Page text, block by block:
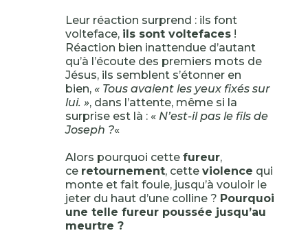
Leur réaction surprend : ils font
volteface, ils sont voltefaces!
Réaction bien inattendue d’autant
qu’à l’écoute des premiers mots de
Jésus, ils semblent s’étonner en
bien, « Tous avaient les yeux fixés sur
lui. », dans l’attente, même si la
surprise est là : « N’est-il pas le fils de
Joseph ?«
Alors pourquoi cette fureur,
ce retournement, cette violence qui
monte et fait foule, jusqu’à vouloir le
jeter du haut d’une colline ? Pourquoi
une telle fureur poussée jusqu’au
meurtre ?